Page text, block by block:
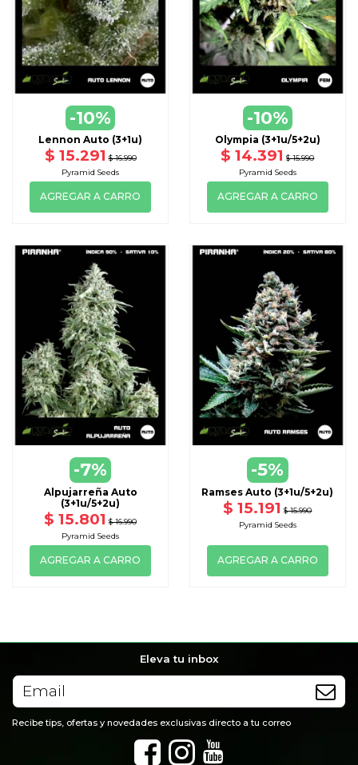
-10%
Lennon Auto (3+1u)
$ 15.291 $ 16.990
Pyramid Seeds
AGREGAR A CARRO
-10%
Olympia (3+1u/5+2u)
$ 14.391 $ 15.990
Pyramid Seeds
AGREGAR A CARRO
-7%
Alpujarreña Auto
(3+1u/5+2u)
$ 15.801 $ 16.990
Pyramid Seeds
AGREGAR A CARRO
-5%
Ramses Auto (3+1u/5+2u)
$ 15.191 $ 15.990
Pyramid Seeds
AGREGAR A CARRO
Eleva tu inbox
Recibe tips, ofertas y novedades exclusivas directo a tu correo